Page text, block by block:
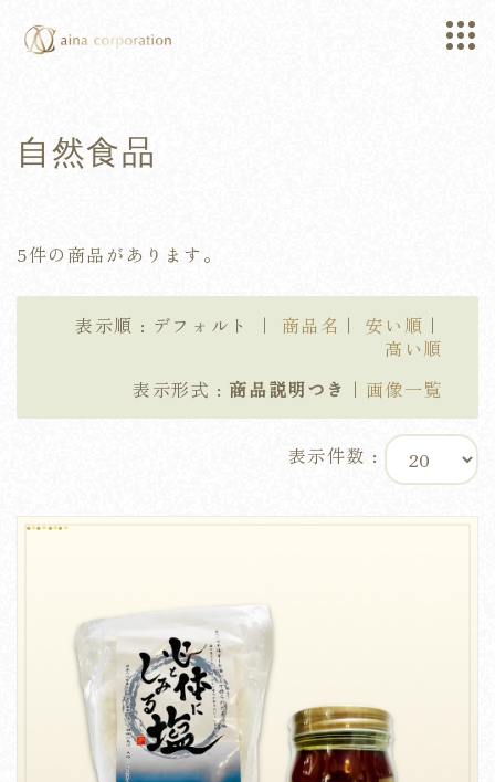
自然食品
5件の商品があります。
表示順 : デフォルト ｜ 商品名 ｜ 安い順 ｜
高い順
表示形式 : 商品説明つき ｜ 画像一覧
表示件数 :